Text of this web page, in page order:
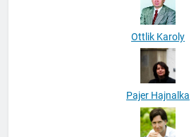
Ottlik Karoly
Pajer Hajnalka